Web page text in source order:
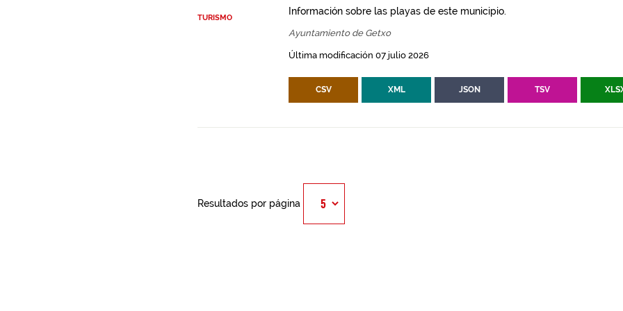
TURISMO
Información sobre las playas de este municipio.
Ayuntamiento de Getxo
Última modificación 07 julio 2026
CSV XML JSON TSV
Resultados por página